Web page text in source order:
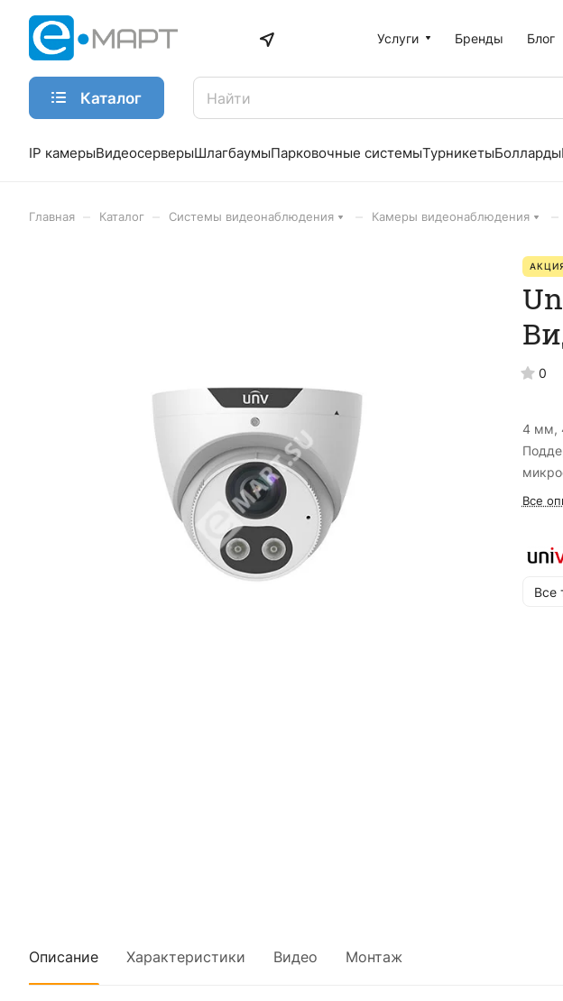
Услуги Бренды Блог
Каталог
IP камерыВидеосерверыШлагбаумыПарковочные системыТурникетыБолларды
Главная Каталог Системы видеонаблюдения Камеры видеонаблюдения
0
4 мм,
Все
Все
Описание Характеристики Видео Монтаж